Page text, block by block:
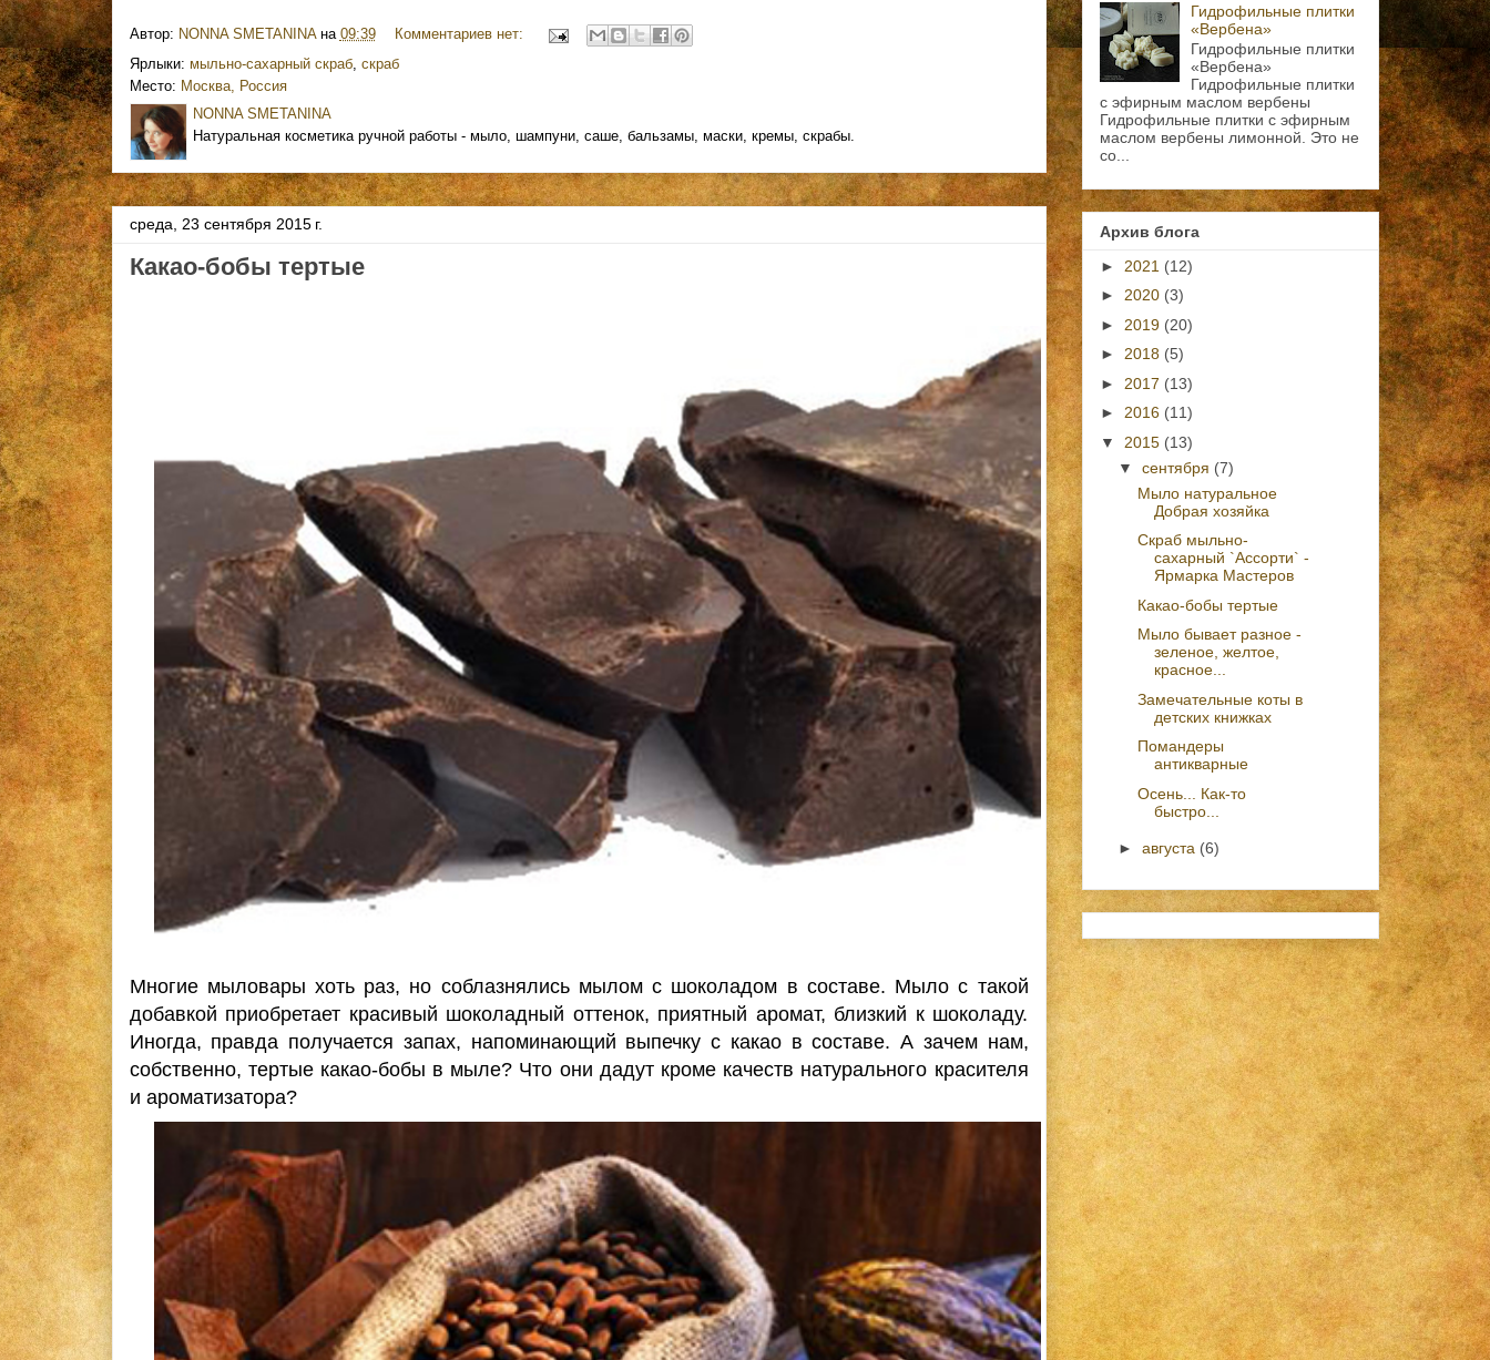
Автор: NONNA SMETANINA на 09:39
Комментариев нет:
Ярлыки: мыльно-сахарный скраб, скраб
Место: Москва, Россия
NONNA SMETANINA
Натуральная косметика ручной работы - мыло, шампуни, саше, бальзамы, маски, кремы, скрабы.
среда, 23 сентября 2015 г.
Какао-бобы тертые
Многие мыловары хоть раз, но соблазнялись мылом с шоколадом в составе. Мыло с такой
добавкой приобретает красивый шоколадный оттенок, приятный аромат, близкий к шоколаду.
Иногда, правда получается запах, напоминающий выпечку с какао в составе. А зачем нам,
собственно, тертые какао-бобы в мыле? Что они дадут кроме качеств натурального красителя
и ароматизатора?
Гидрофильные плитки
«Вербена»
Гидрофильные плитки
«Вербена»
Гидрофильные плитки
с эфирным маслом вербены
Гидрофильные плитки с эфирным
маслом вербены лимонной. Это не
со...
Архив блога
► 2021 (12)
► 2020 (3)
► 2019 (20)
► 2018 (5)
► 2017 (13)
► 2016 (11)
▼ 2015 (13)
▼сентября (7)
Мыло натуральное
Добрая хозяйка
Скраб мыльно-
сахарный `Ассорти` -
Ярмарка Мастеров
Какао-бобы тертые
Мыло бывает разное -
зеленое, желтое,
красное...
Замечательные коты в
детских книжках
Помандеры
антикварные
Осень... Как-то
быстро...
►августа (6)